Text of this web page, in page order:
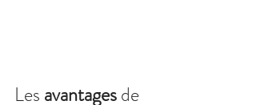
Les avantages de